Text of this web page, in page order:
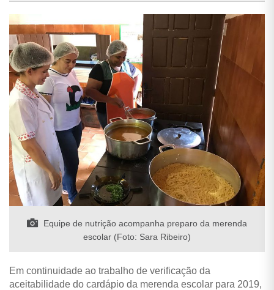
Equipe de nutrição acompanha preparo da merenda
escolar (Foto: Sara Ribeiro)
Em continuidade ao trabalho de verificação da
aceitabilidade do cardápio da merenda escolar para 2019,